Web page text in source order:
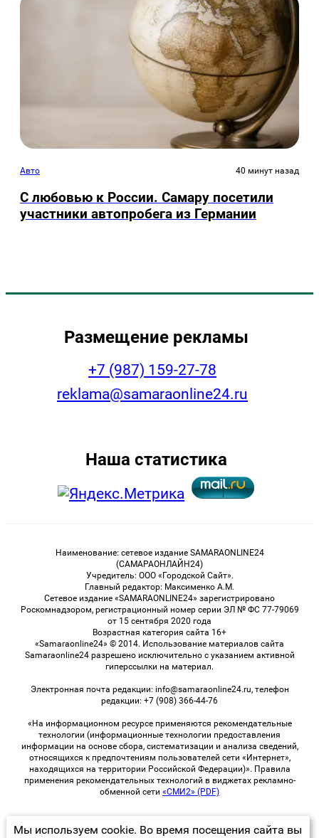
Авто 40 минут назад
С любовью к России. Самару посетили
участники автопробега из Германии
Размещение рекламы
+7 (987) 159-27-78
reklama@samaraonline24.ru
Наша статистика
Наименование: сетевое издание SAMARAONLINE24
(САМАРАОНЛАЙН24)
Учредитель: ООО «Городской Сайт».
Главный редактор: Максименко А.М.
Сетевое издание «SAMARAONLINE24» зарегистрировано
Роскомнадзором, регистрационный номер серии ЭЛ № ФС 77-79069
от 15 сентября 2020 года
Возрастная категория сайта 16+
«Samaraonline24» © 2014. Использование материалов сайта
Samaraonline24 разрешено исключительно с указанием активной
гиперссылки на материал.
Электронная почта редакции: info@samaraonline24.ru, телефон
редакции: +7 (908) 366-44-76
«На информационном ресурсе применяются рекомендательные
технологии (информационные технологии предоставления
информации на основе сбора, систематизации и анализа сведений,
относящихся к предпочтениям пользователей сети «Интернет»,
находящихся на территории Российской Федерации)». Правила
применения рекомендательных технологий в виджетах рекламно-
обменной сети «СМИ2» (PDF)
Мы используем cookie. Во время посещения сайта вы